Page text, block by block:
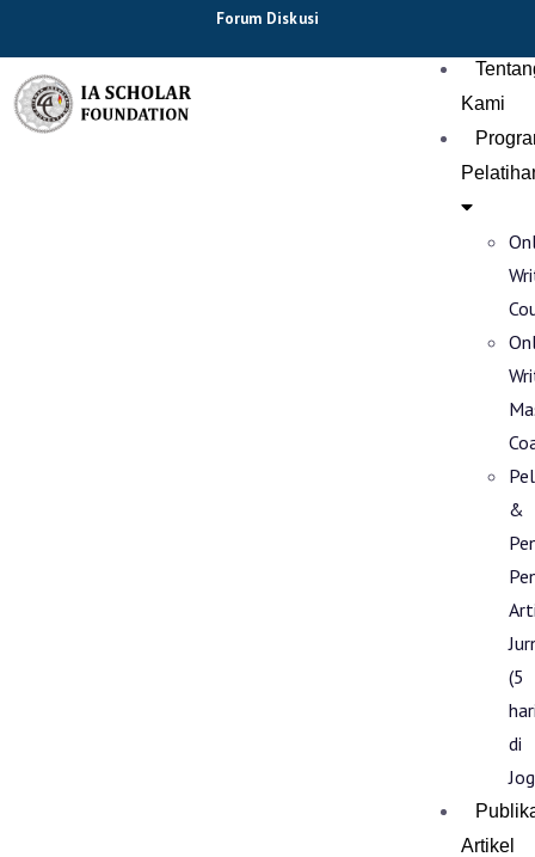
Forum Diskusi
Kami
&
(5
di
Artikel